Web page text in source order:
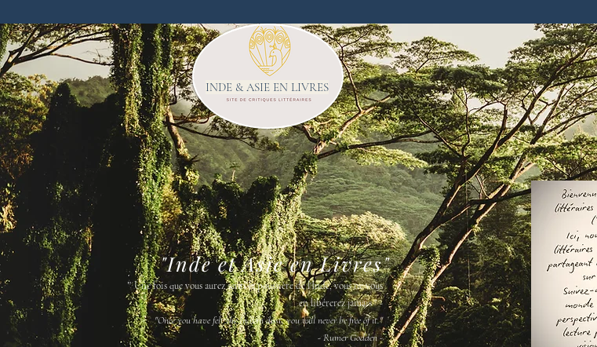
INDE & ASIE EN LIVRES
"Une fois que vous aurez senti la poussière de l'Inde, vous ne vous
en libérerez jamais " -
"Once you have felt the Indian dust, you will never be free of it."
- Rumer Godden -
"Inde et Asie en Livres"